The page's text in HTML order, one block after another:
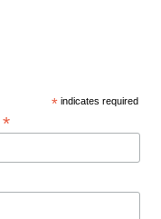
* indicates required
*